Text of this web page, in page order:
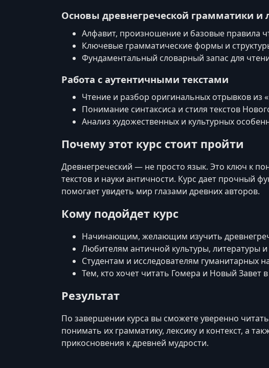
Основы древнегреческой грамматики и
Алфавит, произношение и базовые правила
Ключевые грамматические формы и
Фундаментальный словарный запас для
Работа с аутентичными текстами
Чтение и разбор оригинальных отрывков из
Понимание синтаксиса и стиля текстов
Анализ художественных и культурных
Почему этот курс стоит пройти
Древнегреческий — не просто язык. Это ключ к
текстов и науки античности. Курс дает прочный
помогает увидеть мир глазами древних авторов.
Кому подойдет курс
Начинающим, желающим изучить
Любителям античной культуры, литературы
Студентам и исследователям гуманитарных
Тем, кто хочет читать Гомера и Новый Завет
Результат
По завершении курса вы сможете уверенно
понимать их грамматику, лексику и контекст, а
прикосновения к древней мудрости.